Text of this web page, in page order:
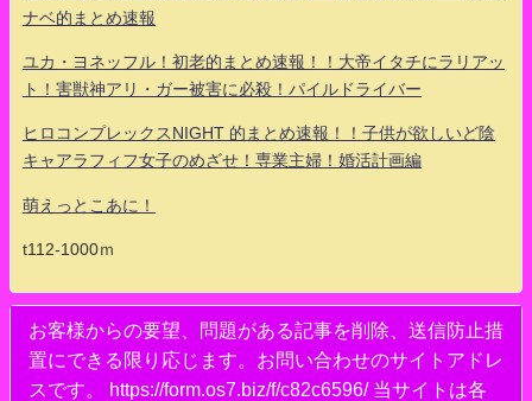
ナベ的まとめ速報
ユカ・ヨネッフル！初老的まとめ速報！！大帝イタチにラリアッ
ト！害獣神アリ・ガー被害に必殺！パイルドライバー
ヒロコンプレックスNIGHT 的まとめ速報！！子供が欲しいど陰
キャアラフィフ女子のめざせ！専業主婦！婚活計画編
萌えっとこあに！
t112-1000ｍ
お客様からの要望、問題がある記事を削除、送信防止措
置にできる限り応じます。お問い合わせのサイトアドレ
スです。 https://form.os7.biz/f/c82c6596/ 当サイトは各